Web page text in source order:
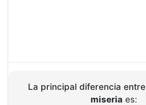
La principal diferencia entre
miseria es: